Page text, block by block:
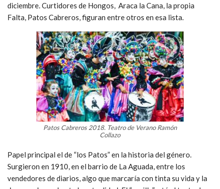
diciembre. Curtidores de Hongos, Araca la Cana, la propia
Falta, Patos Cabreros, figuran entre otros en esa lista.
Patos Cabreros 2018. Teatro de Verano Ramón
Collazo
Papel principal el de “los Patos” en la historia del género.
Surgieron en 1910, en el barrio de La Aguada, entre los
vendedores de diarios, algo que marcaría con tinta su vida y la